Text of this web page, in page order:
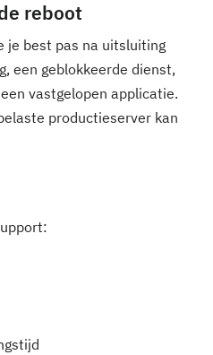
reboot
je best pas na uitsluiting
een geblokkeerde dienst,
vastgelopen applicatie.
productieserver kan